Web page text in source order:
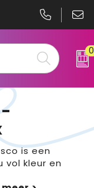
0
-
is een
vol kleur en